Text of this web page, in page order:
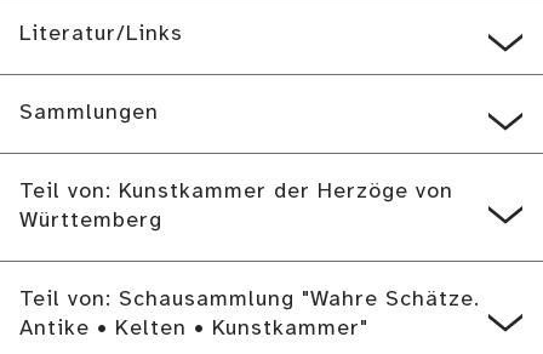
Literatur/Links
Sammlungen
Teil von: Kunstkammer der Herzöge von
Württemberg
Teil von: Schausammlung "Wahre Schätze.
Antike • Kelten • Kunstkammer"